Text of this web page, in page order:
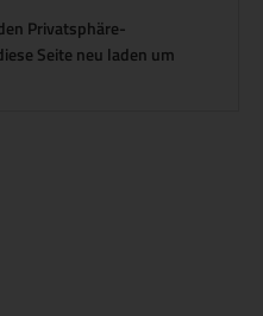
Privatsphäre-
Seite neu laden um